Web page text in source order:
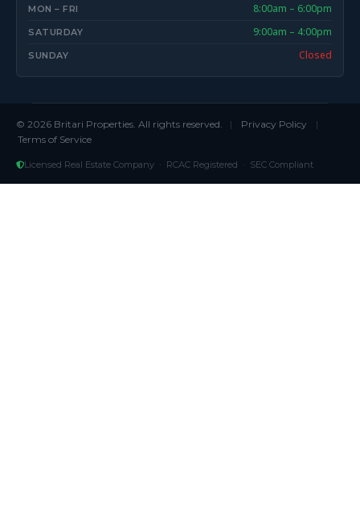
MON – FRI 8:00am – 6:00pm
SATURDAY 9:00am – 4:00pm
SUNDAY Closed
© 2026 Britari Properties. All rights reserved. | Privacy Policy
|
Terms of Service
Licensed Real Estate Company · RCAC Registered · SEC Compliant